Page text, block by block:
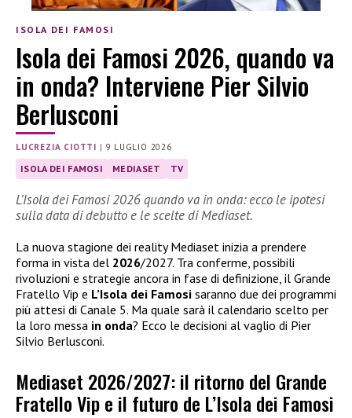
ISOLA DEI FAMOSI
Isola dei Famosi 2026, quando va
in onda? Interviene Pier Silvio
Berlusconi
LUCREZIA CIOTTI | 9 LUGLIO 2026
ISOLA DEI FAMOSI MEDIASET TV
L’Isola dei Famosi 2026 quando va in onda: ecco le ipotesi
sulla data di debutto e le scelte di Mediaset.
La nuova stagione dei reality Mediaset inizia a prendere
forma in vista del 2026/2027. Tra conferme, possibili
rivoluzioni e strategie ancora in fase di definizione, il Grande
Fratello Vip e L’Isola dei Famosi saranno due dei programmi
più attesi di Canale 5. Ma quale sarà il calendario scelto per
la loro messa in onda? Ecco le decisioni al vaglio di Pier
Silvio Berlusconi.
Mediaset 2026/2027: il ritorno del Grande
Fratello Vip e il futuro de L’Isola dei Famosi